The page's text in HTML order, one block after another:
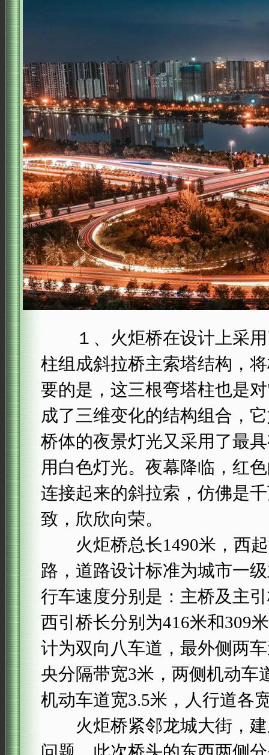
１、火炬桥在设计上采用
柱组成斜拉桥主索塔结构，
要的是，这三根弯塔柱也是
成了三维变化的结构组合，
桥体的夜景灯光又采用了最
用白色灯光。夜幕降临，红
连接起来的斜拉索，仿佛是
致，欣欣向荣。
火炬桥总长1490米，西起
路，道路设计标准为城市一
行车速度分别是：主桥及主
西引桥长分别为416米和309
计为双向八车道，最外侧两
央分隔带宽3米，两侧机动车
机动车道宽3.5米，人行道各
火炬桥紧邻龙城大街，建